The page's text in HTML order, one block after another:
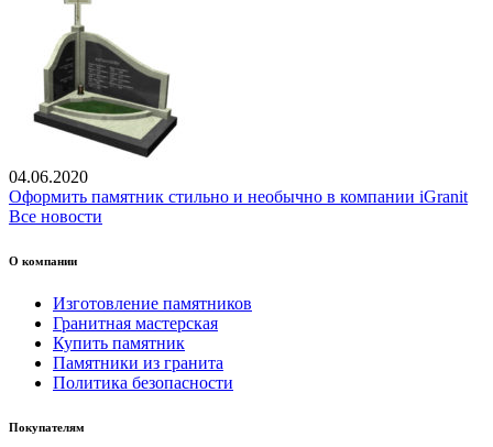
04.06.2020
Оформить памятник стильно и необычно в компании iGranit
Все новости
О компании
Изготовление памятников
Гранитная мастерская
Купить памятник
Памятники из гранита
Политика безопасности
Покупателям